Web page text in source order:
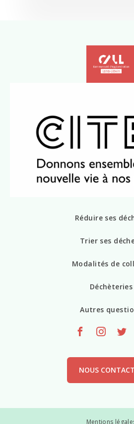
Réduire ses
Trier ses
Modalités de
Déchèteries
Autres
NOUS
Mentions